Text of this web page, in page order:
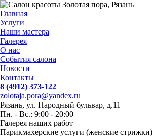
Главная
Услуги
Наши мастера
Галерея
О нас
События салона
Новости
Контакты
8 (4912) 373-122
zolotaja.pora@yandex.ru
Рязань, ул. Народный бульвар, д.11
Пн. - Вс.: 9:00 - 20:00
Галерея наших работ
Парикмахерские услуги (женские стрижки)